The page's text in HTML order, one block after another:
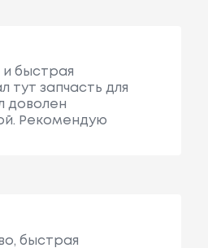
и быстрая
тут запчасть для
доволен
Рекомендую
быстрая